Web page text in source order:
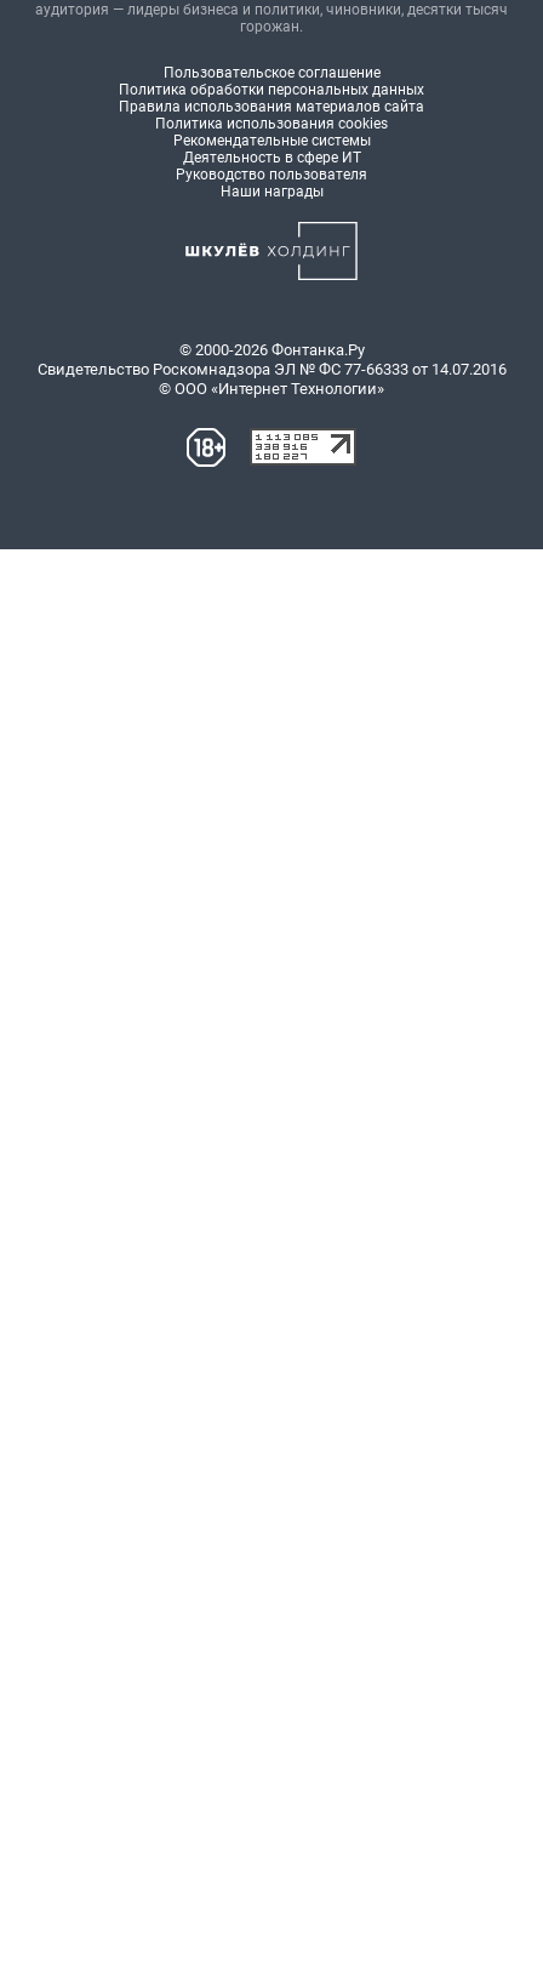
аудитория — лидеры бизнеса и политики, чиновники, десятки тысяч
горожан.
Пользовательское соглашение
Политика обработки персональных данных
Правила использования материалов сайта
Политика использования cookies
Рекомендательные системы
Деятельность в сфере ИТ
Руководство пользователя
Наши награды
© 2000-2026 Фонтанка.Ру
Свидетельство Роскомнадзора ЭЛ № ФС 77-66333 от 14.07.2016
© ООО «Интернет Технологии»